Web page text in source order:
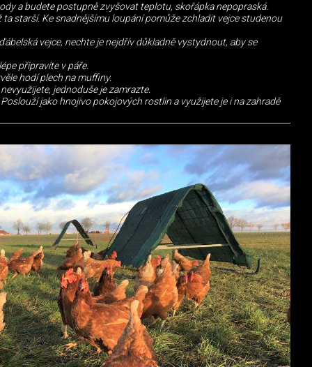
a budete postupně zvyšovat teplotu, skořápka nepopraská.
ta starší. Ke snadnějšímu loupání pomůže zchladit vejce studenou
vejce, nechte je nejdřív důkladně vystydnout, aby se
připravíte v páře.
hodí plech na muffiny.
jednoduše je zamrazte.
jako hnojivo pokojových rostlin a využijete je i na zahradě